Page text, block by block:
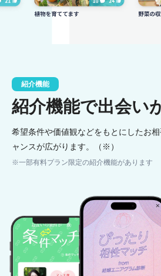
紹介機能
紹介機能で出会い
希望条件や価値観などをもとにしたお
ャンスが広がります。（※）
※一部有料プラン限定の紹介機能があります